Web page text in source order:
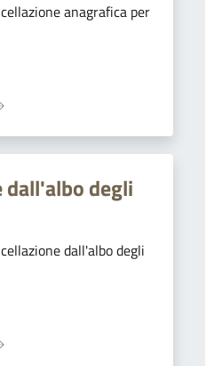
anagrafica per
dall'albo degli
dall'albo degli